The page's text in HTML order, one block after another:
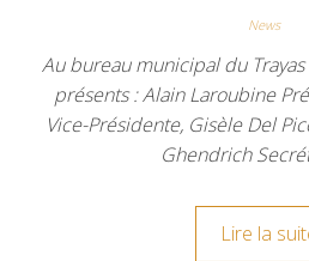
News
Au bureau municipal du
présents : Alain Laroubine
Vice-Présidente, Gisèle Del
Ghendrich
Lire la